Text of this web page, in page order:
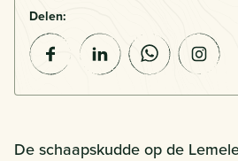
Delen:
De schaapskudde op de